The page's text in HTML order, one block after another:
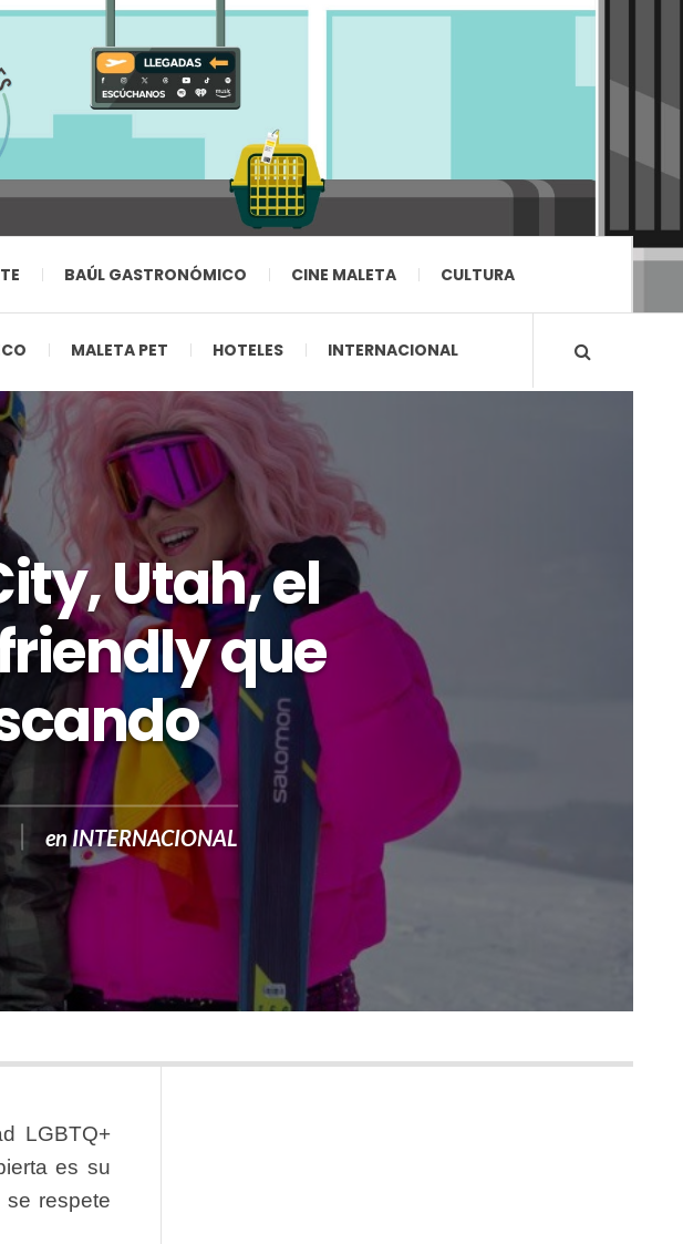
BAÚL GASTRONÓMICO CINE MALETA CULTURA
MALETA PET HOTELES INTERNACIONAL
Utah, el
que
en INTERNACIONAL
LGBTQ+
es su
se respete